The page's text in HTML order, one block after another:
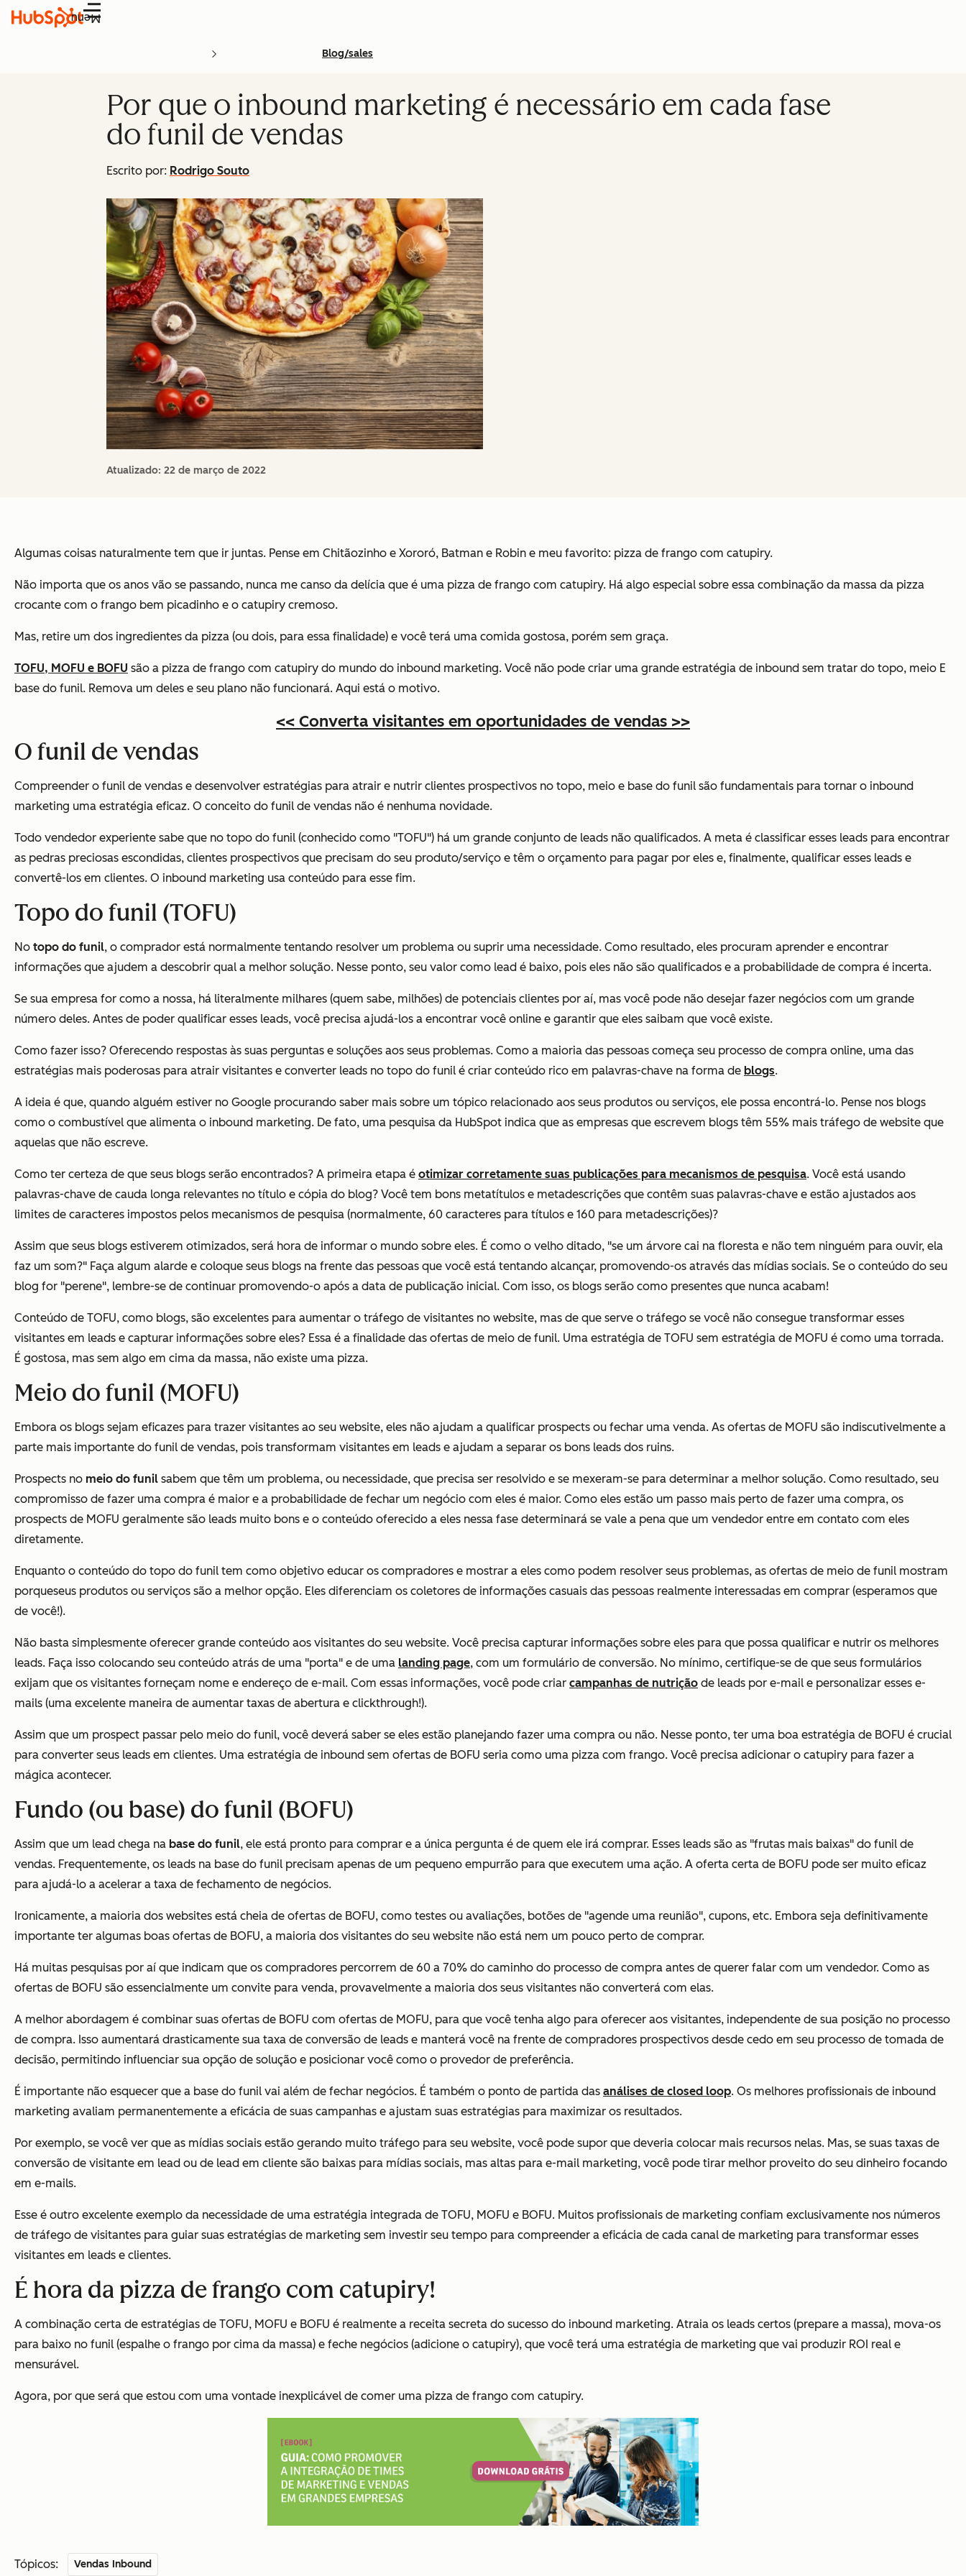
Menu
Blog/sales
Por que o inbound marketing é necessário em cada fase
do funil de vendas
Escrito por: Rodrigo Souto
Atualizado: 22 de março de 2022
Algumas coisas naturalmente tem que ir juntas. Pense em Chitãozinho e Xororó, Batman e Robin e meu favorito: pizza de frango com catupiry.
Não importa que os anos vão se passando, nunca me canso da delícia que é uma pizza de frango com catupiry. Há algo especial sobre essa combinação da massa da pizza
crocante com o frango bem picadinho e o catupiry cremoso.
Mas, retire um dos ingredientes da pizza (ou dois, para essa finalidade) e você terá uma comida gostosa, porém sem graça.
TOFU, MOFU e BOFU são a pizza de frango com catupiry do mundo do inbound marketing. Você não pode criar uma grande estratégia de inbound sem tratar do topo, meio E
base do funil. Remova um deles e seu plano não funcionará. Aqui está o motivo.
<< Converta visitantes em oportunidades de vendas >>
O funil de vendas
Compreender o funil de vendas e desenvolver estratégias para atrair e nutrir clientes prospectivos no topo, meio e base do funil são fundamentais para tornar o inbound
marketing uma estratégia eficaz. O conceito do funil de vendas não é nenhuma novidade.
Todo vendedor experiente sabe que no topo do funil (conhecido como "TOFU") há um grande conjunto de leads não qualificados. A meta é classificar esses leads para encontrar
as pedras preciosas escondidas, clientes prospectivos que precisam do seu produto/serviço e têm o orçamento para pagar por eles e, finalmente, qualificar esses leads e
convertê-los em clientes. O inbound marketing usa conteúdo para esse fim.
Topo do funil (TOFU)
No topo do funil, o comprador está normalmente tentando resolver um problema ou suprir uma necessidade. Como resultado, eles procuram aprender e encontrar
informações que ajudem a descobrir qual a melhor solução. Nesse ponto, seu valor como lead é baixo, pois eles não são qualificados e a probabilidade de compra é incerta.
Se sua empresa for como a nossa, há literalmente milhares (quem sabe, milhões) de potenciais clientes por aí, mas você pode não desejar fazer negócios com um grande
número deles. Antes de poder qualificar esses leads, você precisa ajudá-los a encontrar você online e garantir que eles saibam que você existe.
Como fazer isso? Oferecendo respostas às suas perguntas e soluções aos seus problemas. Como a maioria das pessoas começa seu processo de compra online, uma das
estratégias mais poderosas para atrair visitantes e converter leads no topo do funil é criar conteúdo rico em palavras-chave na forma de blogs.
A ideia é que, quando alguém estiver no Google procurando saber mais sobre um tópico relacionado aos seus produtos ou serviços, ele possa encontrá-lo. Pense nos blogs
como o combustível que alimenta o inbound marketing. De fato, uma pesquisa da HubSpot indica que as empresas que escrevem blogs têm 55% mais tráfego de website que
aquelas que não escreve.
Como ter certeza de que seus blogs serão encontrados? A primeira etapa é otimizar corretamente suas publicações para mecanismos de pesquisa. Você está usando
palavras-chave de cauda longa relevantes no título e cópia do blog? Você tem bons metatítulos e metadescrições que contêm suas palavras-chave e estão ajustados aos
limites de caracteres impostos pelos mecanismos de pesquisa (normalmente, 60 caracteres para títulos e 160 para metadescrições)?
Assim que seus blogs estiverem otimizados, será hora de informar o mundo sobre eles. É como o velho ditado, "se um árvore cai na floresta e não tem ninguém para ouvir, ela
faz um som?" Faça algum alarde e coloque seus blogs na frente das pessoas que você está tentando alcançar, promovendo-os através das mídias sociais. Se o conteúdo do seu
blog for "perene", lembre-se de continuar promovendo-o após a data de publicação inicial. Com isso, os blogs serão como presentes que nunca acabam!
Conteúdo de TOFU, como blogs, são excelentes para aumentar o tráfego de visitantes no website, mas de que serve o tráfego se você não consegue transformar esses
visitantes em leads e capturar informações sobre eles? Essa é a finalidade das ofertas de meio de funil. Uma estratégia de TOFU sem estratégia de MOFU é como uma torrada.
É gostosa, mas sem algo em cima da massa, não existe uma pizza.
Meio do funil (MOFU)
Embora os blogs sejam eficazes para trazer visitantes ao seu website, eles não ajudam a qualificar prospects ou fechar uma venda. As ofertas de MOFU são indiscutivelmente a
parte mais importante do funil de vendas, pois transformam visitantes em leads e ajudam a separar os bons leads dos ruins.
Prospects no meio do funil sabem que têm um problema, ou necessidade, que precisa ser resolvido e se mexeram-se para determinar a melhor solução. Como resultado, seu
compromisso de fazer uma compra é maior e a probabilidade de fechar um negócio com eles é maior. Como eles estão um passo mais perto de fazer uma compra, os
prospects de MOFU geralmente são leads muito bons e o conteúdo oferecido a eles nessa fase determinará se vale a pena que um vendedor entre em contato com eles
diretamente.
Enquanto o conteúdo do topo do funil tem como objetivo educar os compradores e mostrar a eles como podem resolver seus problemas, as ofertas de meio de funil mostram
porqueseus produtos ou serviços são a melhor opção. Eles diferenciam os coletores de informações casuais das pessoas realmente interessadas em comprar (esperamos que
de você!).
Não basta simplesmente oferecer grande conteúdo aos visitantes do seu website. Você precisa capturar informações sobre eles para que possa qualificar e nutrir os melhores
leads. Faça isso colocando seu conteúdo atrás de uma "porta" e de uma landing page, com um formulário de conversão. No mínimo, certifique-se de que seus formulários
exijam que os visitantes forneçam nome e endereço de e-mail. Com essas informações, você pode criar campanhas de nutrição de leads por e-mail e personalizar esses e-
mails (uma excelente maneira de aumentar taxas de abertura e clickthrough!).
Assim que um prospect passar pelo meio do funil, você deverá saber se eles estão planejando fazer uma compra ou não. Nesse ponto, ter uma boa estratégia de BOFU é crucial
para converter seus leads em clientes. Uma estratégia de inbound sem ofertas de BOFU seria como uma pizza com frango. Você precisa adicionar o catupiry para fazer a
mágica acontecer.
Fundo (ou base) do funil (BOFU)
Assim que um lead chega na base do funil, ele está pronto para comprar e a única pergunta é de quem ele irá comprar. Esses leads são as "frutas mais baixas" do funil de
vendas. Frequentemente, os leads na base do funil precisam apenas de um pequeno empurrão para que executem uma ação. A oferta certa de BOFU pode ser muito eficaz
para ajudá-lo a acelerar a taxa de fechamento de negócios.
Ironicamente, a maioria dos websites está cheia de ofertas de BOFU, como testes ou avaliações, botões de "agende uma reunião", cupons, etc. Embora seja definitivamente
importante ter algumas boas ofertas de BOFU, a maioria dos visitantes do seu website não está nem um pouco perto de comprar.
Há muitas pesquisas por aí que indicam que os compradores percorrem de 60 a 70% do caminho do processo de compra antes de querer falar com um vendedor. Como as
ofertas de BOFU são essencialmente um convite para venda, provavelmente a maioria dos seus visitantes não converterá com elas.
A melhor abordagem é combinar suas ofertas de BOFU com ofertas de MOFU, para que você tenha algo para oferecer aos visitantes, independente de sua posição no processo
de compra. Isso aumentará drasticamente sua taxa de conversão de leads e manterá você na frente de compradores prospectivos desde cedo em seu processo de tomada de
decisão, permitindo influenciar sua opção de solução e posicionar você como o provedor de preferência.
É importante não esquecer que a base do funil vai além de fechar negócios. É também o ponto de partida das análises de closed loop. Os melhores profissionais de inbound
marketing avaliam permanentemente a eficácia de suas campanhas e ajustam suas estratégias para maximizar os resultados.
Por exemplo, se você ver que as mídias sociais estão gerando muito tráfego para seu website, você pode supor que deveria colocar mais recursos nelas. Mas, se suas taxas de
conversão de visitante em lead ou de lead em cliente são baixas para mídias sociais, mas altas para e-mail marketing, você pode tirar melhor proveito do seu dinheiro focando
em e-mails.
Esse é outro excelente exemplo da necessidade de uma estratégia integrada de TOFU, MOFU e BOFU. Muitos profissionais de marketing confiam exclusivamente nos números
de tráfego de visitantes para guiar suas estratégias de marketing sem investir seu tempo para compreender a eficácia de cada canal de marketing para transformar esses
visitantes em leads e clientes.
É hora da pizza de frango com catupiry!
A combinação certa de estratégias de TOFU, MOFU e BOFU é realmente a receita secreta do sucesso do inbound marketing. Atraia os leads certos (prepare a massa), mova-os
para baixo no funil (espalhe o frango por cima da massa) e feche negócios (adicione o catupiry), que você terá uma estratégia de marketing que vai produzir ROI real e
mensurável.
Agora, por que será que estou com uma vontade inexplicável de comer uma pizza de frango com catupiry.
Tópicos: Vendas Inbound